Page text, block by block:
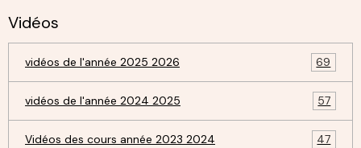
Vidéos
vidéos de l'année 2025 2026 69
vidéos de l'année 2024 2025 57
Vidéos des cours année 2023 2024 47